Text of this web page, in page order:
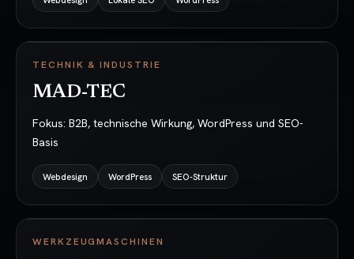
TECHNIK & INDUSTRIE
MAD-TEC
Fokus: B2B, technische Wirkung, WordPress und SEO-
Basis
Webdesign WordPress SEO-Struktur
WERKZEUGMASCHINEN